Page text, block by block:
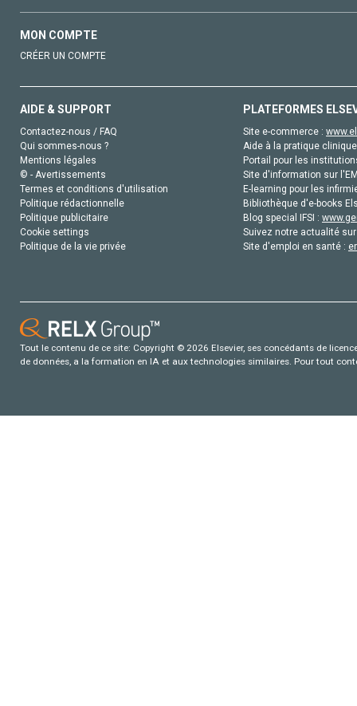
MON COMPTE
CRÉER UN COMPTE
AIDE & SUPPORT
Contactez-nous / FAQ
Qui sommes-nous ?
Mentions légales
© - Avertissements
Termes et conditions d'utilisation
Politique rédactionnelle
Politique publicitaire
Cookie settings
Politique de la vie privée
PLATEFORMES
Site e-commerce :
Aide à la pratique
Portail pour les
Site d'information sur
E-learning pour les
Bibliothèque d'e-books
Blog special IFSI :
Suivez notre actualité
Site d'emploi en santé :
Tout le contenu de ce site: Copyright © 2026 Elsevier, ses concédants de
de données, a la formation en IA et aux technologies similaires. Pour tout